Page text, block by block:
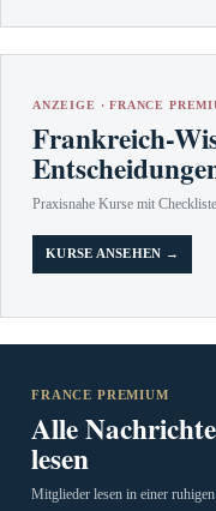
ANZEIGE · FRANCE
Frankreich-
Praxisnahe Kurse mit
KURSE ANSEHEN →
FRANCE PREMIUM
Alle
lesen
Mitglieder lesen in einer